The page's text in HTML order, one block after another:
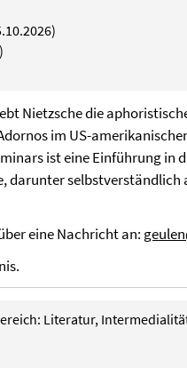
Nietzsche die
im US-
ist eine Einführung
selbstverständlich
eine Nachricht an:
Literatur,